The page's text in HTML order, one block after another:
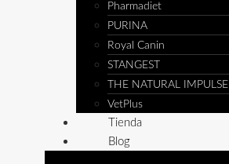
Pharmadiet
PURINA
Royal Canin
STANGEST
THE NATURAL IMPULSE
VetPlus
Tienda
Blog